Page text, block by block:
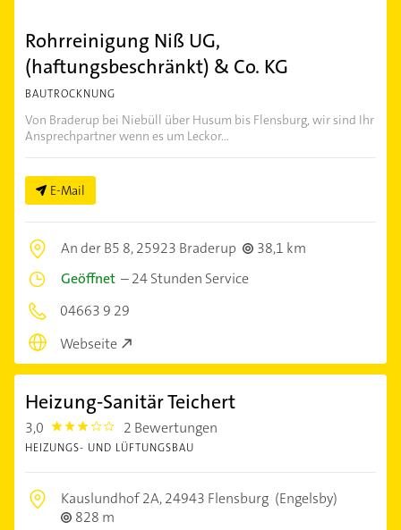
Rohrreinigung Niß UG,
(haftungsbeschränkt) & Co. KG
BAUTROCKNUNG
Von Braderup bei Niebüll über Husum bis Flensburg, wir sind Ihr
Ansprechpartner wenn es um Leckor...
E-Mail
An der B5 8,25923 Braderup
38,1 km
Geöffnet –24 Stunden Service
04663 9 29
Webseite
Heizung-Sanitär Teichert
3,0 3.0 2 Bewertungen
HEIZUNGS- UND LÜFTUNGSBAU
Kauslundhof 2A,24943 Flensburg (Engelsby)
828 m